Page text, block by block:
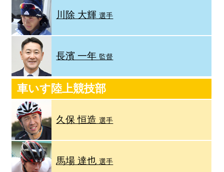
川除 大輝選手
長濱 一年 監督
車いす陸上競技部
久保 恒造選手
馬場 達也選手